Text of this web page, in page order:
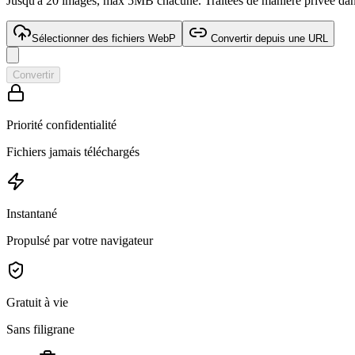
Sélectionner des fichiers WebP Convertir depuis une URL
Convertir
Priorité confidentialité
Fichiers jamais téléchargés
Instantané
Propulsé par votre navigateur
Gratuit à vie
Sans filigrane